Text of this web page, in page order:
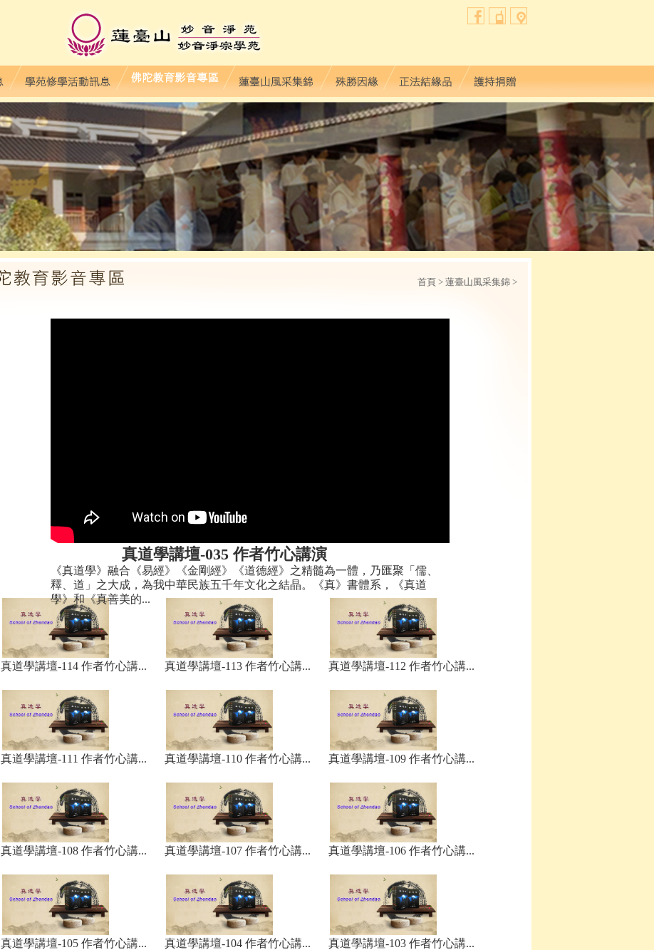
首頁 > 蓮臺山風采集錦 >
真道學講壇-035 作者竹心講演
《真道學》融合《易經》《金剛經》《道德經》之精髓為一體，乃匯聚「儒、
釋、道」之大成，為我中華民族五千年文化之結晶。《真》書體系，《真道
學》和《真善美的...
真道學講壇-114 作者竹心講... 真道學講壇-113 作者竹心講... 真道學講壇-112 作者竹心講...
真道學講壇-111 作者竹心講... 真道學講壇-110 作者竹心講... 真道學講壇-109 作者竹心講...
真道學講壇-108 作者竹心講... 真道學講壇-107 作者竹心講... 真道學講壇-106 作者竹心講...
真道學講壇-105 作者竹心講... 真道學講壇-104 作者竹心講... 真道學講壇-103 作者竹心講...